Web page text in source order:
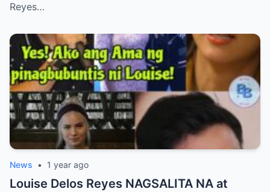
Reyes…
News • 1 year ago
Louise Delos Reyes NAGSALITA NA at